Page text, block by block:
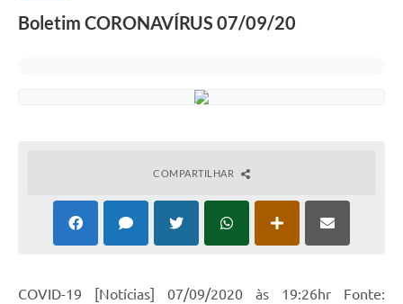
Boletim CORONAVÍRUS 07/09/20
COMPARTILHAR
COVID-19 [Notícias] 07/09/2020 às 19:26hr Fonte: